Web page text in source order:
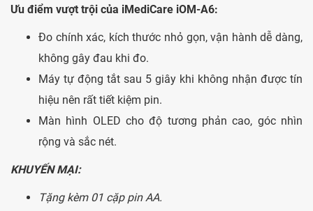
Ưu điểm vượt trội của iMediCare iOM-A6:
Đo chính xác, kích thước nhỏ gọn, vận hành dễ dàng,
không gây đau khi đo.
Máy tự động tắt sau 5 giây khi không nhận được tín
hiệu nên rất tiết kiệm pin.
Màn hình OLED cho độ tương phản cao, góc nhìn
rộng và sắc nét.
KHUYẾN MẠI:
Tặng kèm 01 cặp pin AA.